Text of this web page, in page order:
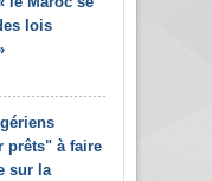
lois
prêts" à faire
sur la